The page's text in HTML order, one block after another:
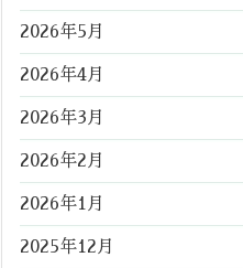
2026年5月
2026年4月
2026年3月
2026年2月
2026年1月
2025年12月